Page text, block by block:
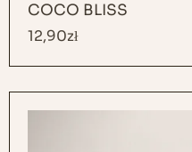
COCO BLISS
12,90zł